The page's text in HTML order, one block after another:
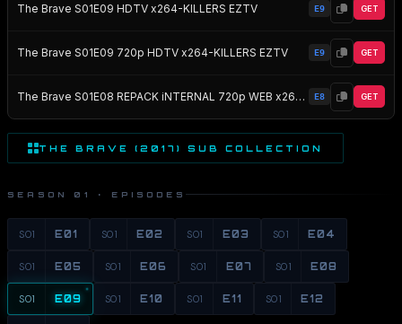
The Brave S01E09 HDTV x264-KILLERS EZTV E9 GET
The Brave S01E09 720p HDTV x264-KILLERS EZTV E9 GET
The Brave S01E08 REPACK iNTERNAL 720p WEB x264-BAMBOOZLE EZTV E8 GET
THE BRAVE (2017) SUB COLLECTION
SEASON 01 · EPISODES
S01 E01 S01 E02 S01 E03 S01 E04
S01 E05 S01 E06 S01 E07 S01 E08
S01 E09 S01 E10 S01 E11 S01 E12